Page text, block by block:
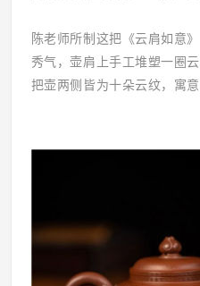
陈老师所制这把《云肩如意
秀气，壶肩上手工堆塑一圈
把壶两侧皆为十朵云纹，寓意